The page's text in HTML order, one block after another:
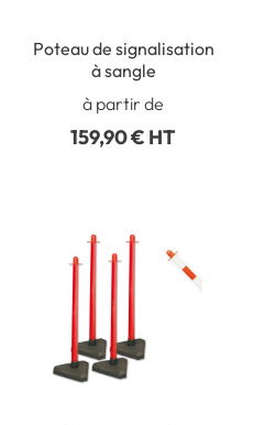
Poteau de signalisation
à sangle
à partir de
159,90 € HT